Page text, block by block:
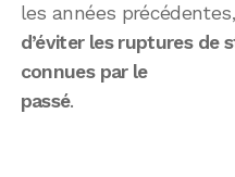
les années
d’éviter les ruptures de
connues par le
passé.